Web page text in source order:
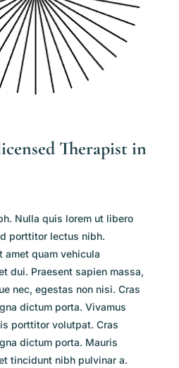
Therapist in
Nulla quis lorem ut libero
porttitor lectus nibh.
amet quam vehicula
dui. Praesent sapien massa,
nec, egestas non nisi. Cras
dictum porta. Vivamus
porttitor volutpat. Cras
dictum porta. Mauris
tincidunt nibh pulvinar a.